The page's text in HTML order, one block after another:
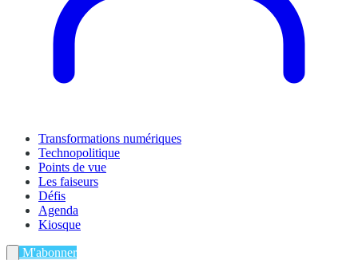
Transformations numériques
Technopolitique
Points de vue
Les faiseurs
Défis
Agenda
Kiosque
M'abonner